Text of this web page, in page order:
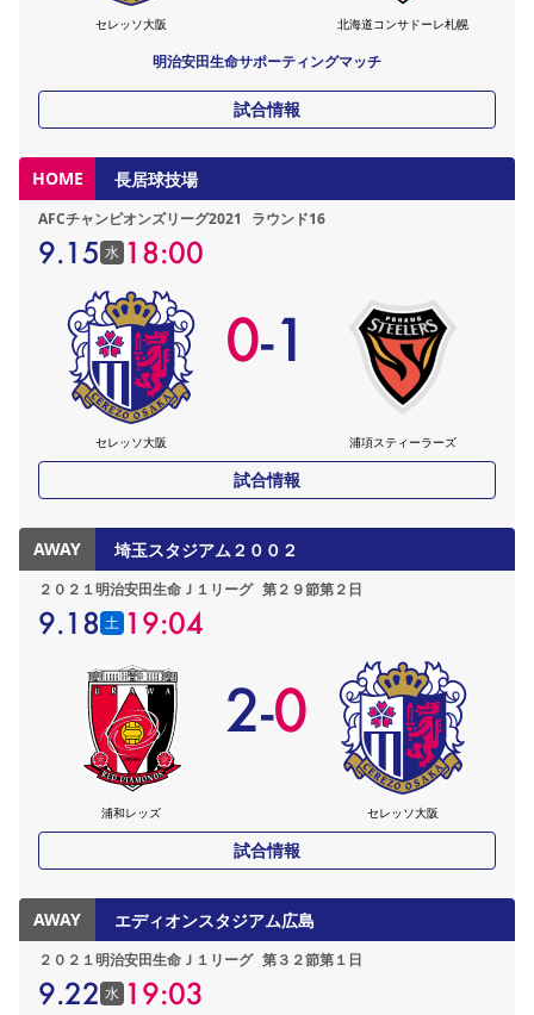
セレッソ大阪 北海道コンサドーレ札幌
明治安田生命サポーティングマッチ
試合情報
HOME 長居球技場
AFCチャンピオンズリーグ2021 ラウンド16
9.15 水 18:00
セレッソ大阪
0-1
浦項スティーラーズ
試合情報
AWAY 埼玉スタジアム２００２
２０２１明治安田生命Ｊ１リーグ 第２９節第２日
9.18 土 19:04
浦和レッズ
2-0
セレッソ大阪
試合情報
AWAY エディオンスタジアム広島
２０２１明治安田生命Ｊ１リーグ 第３２節第１日
9.22 水 19:03